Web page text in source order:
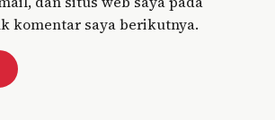
komentar saya berikutnya.